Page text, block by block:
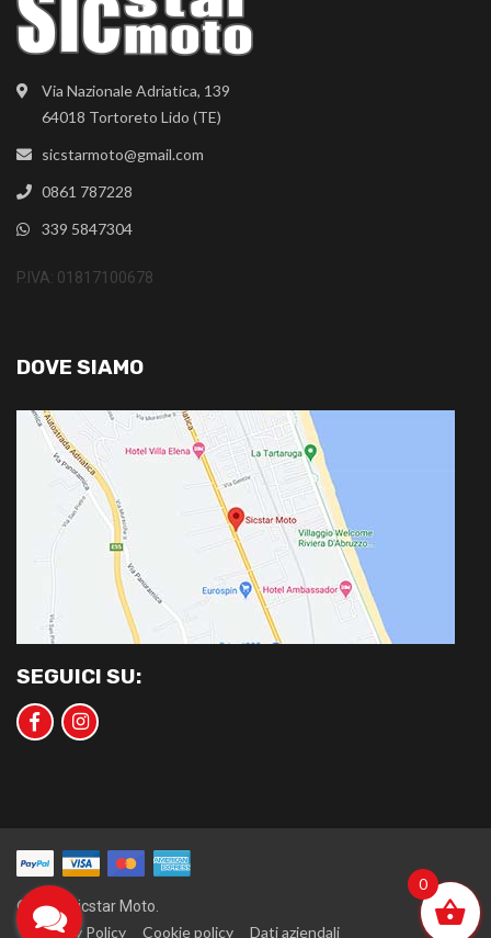
Via Nazionale Adriatica, 139
64018 Tortoreto Lido (TE)
sicstarmoto@gmail.com
0861 787228
339 5847304
P.IVA: 01817100678
DOVE SIAMO
SEGUICI SU:
©2020 Sicstar Moto.
Privacy Policy Cookie policy Dati aziendali
0